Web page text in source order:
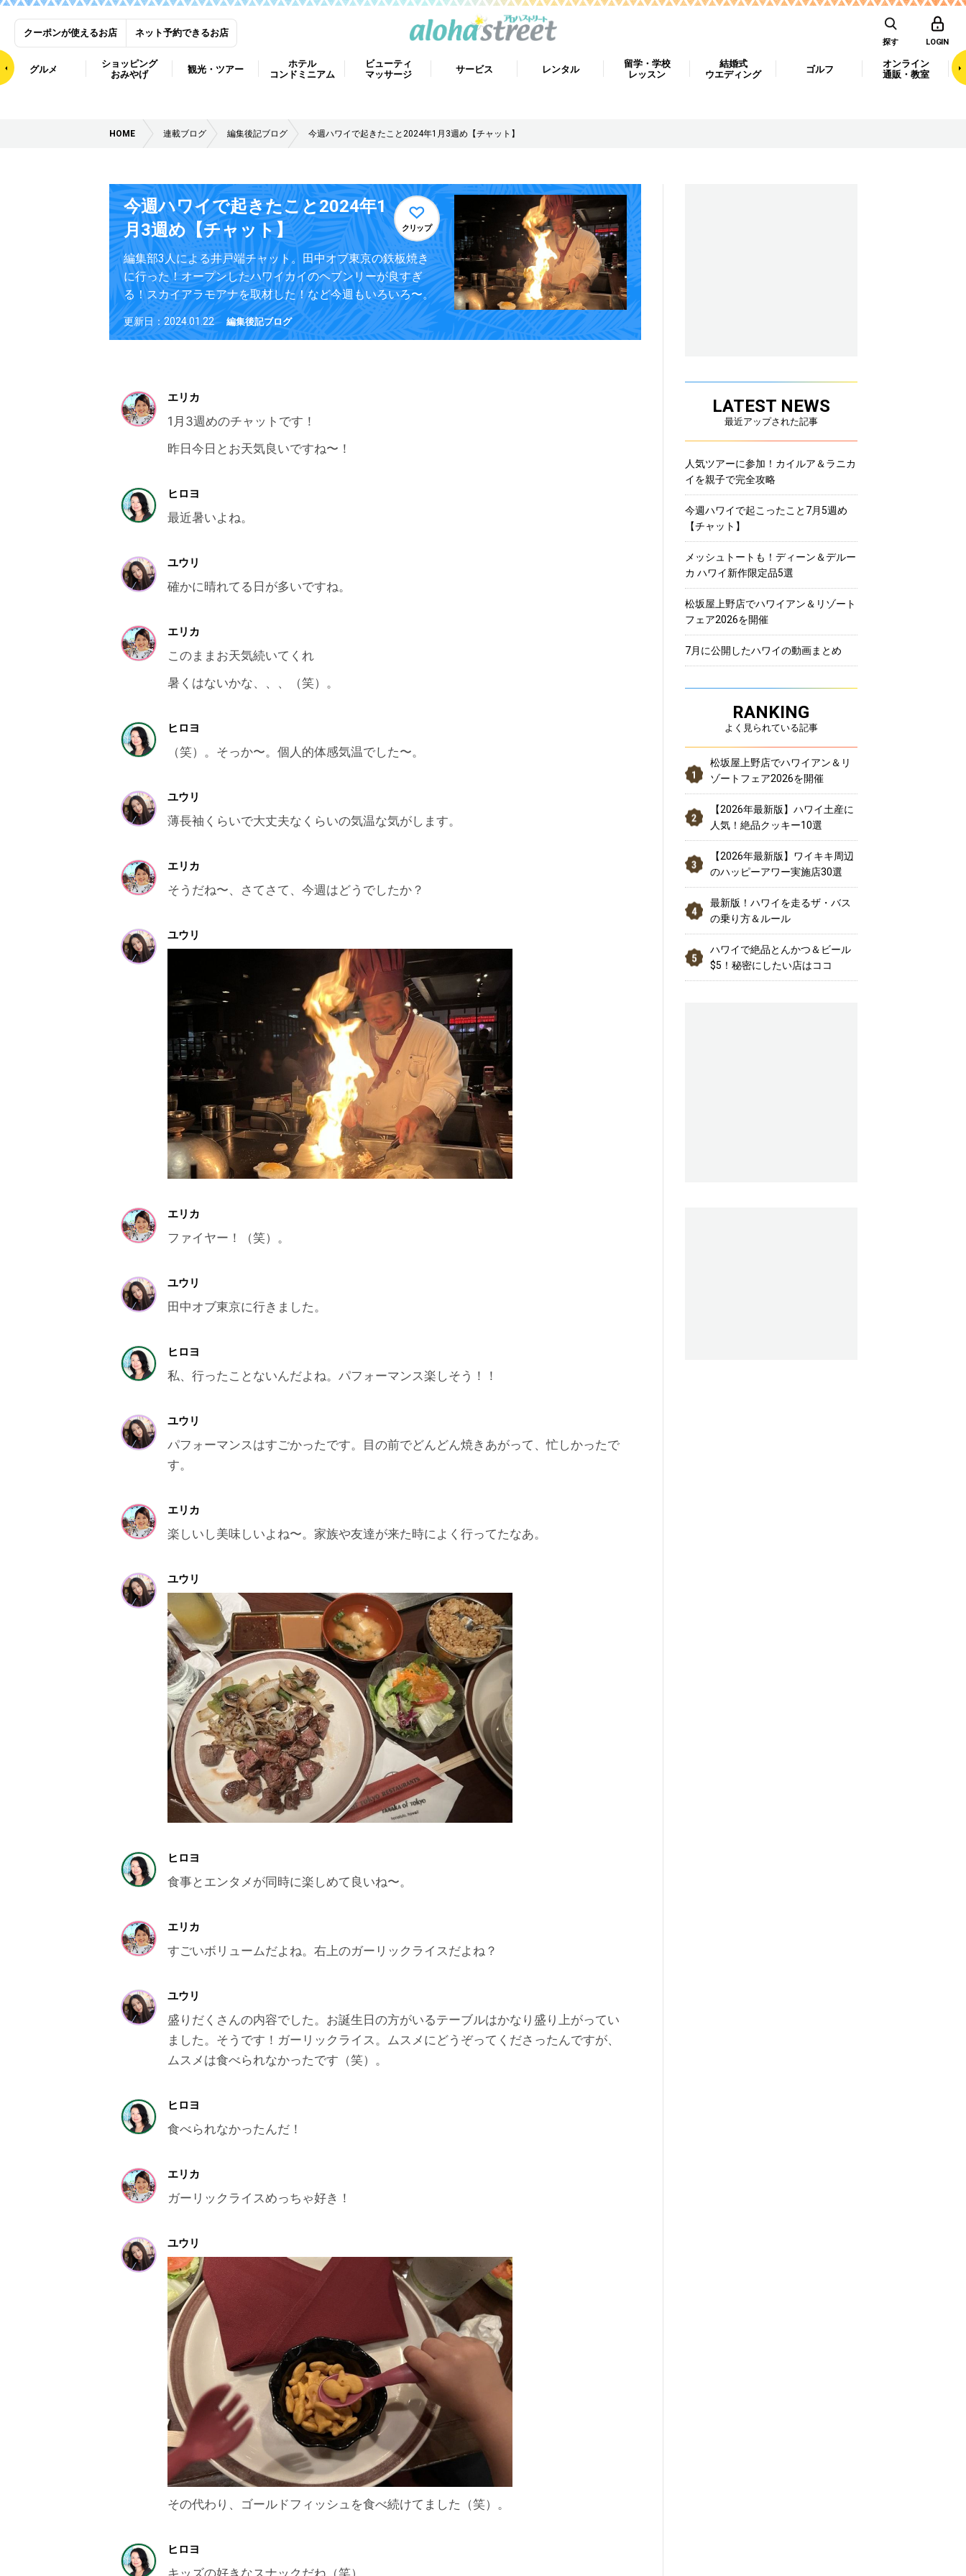
クーポンが使えるお店 ネット予約できるお店
探す LOGIN
グルメ
ショッピング
おみやげ
観光・ツアー
ホテル
コンドミニアム
ビューティ
マッサージ
サービス レンタル
留学・学校
レッスン
結婚式
ウエディング
ゴルフ
オンライン
通販・教室
HOME 連載ブログ 編集後記ブログ 今週ハワイで起きたこと2024年1月3週め【チャット】
今週ハワイで起きたこと2024年1
月3週め【チャット】
クリップ
編集部3人による井戸端チャット。田中オブ東京の鉄板焼き
に行った！オープンしたハワイカイのヘブンリーが良すぎ
る！スカイアラモアナを取材した！など今週もいろいろ〜。
更新日：2024.01.22 編集後記ブログ
LATEST NEWS
最近アップされた記事
人気ツアーに参加！カイルア＆ラニカ
イを親子で完全攻略
今週ハワイで起こったこと7月5週め
【チャット】
メッシュトートも！ディーン＆デルー
カ ハワイ新作限定品5選
松坂屋上野店でハワイアン＆リゾート
フェア2026を開催
7月に公開したハワイの動画まとめ
RANKING
よく見られている記事
松坂屋上野店でハワイアン＆リ
ゾートフェア2026を開催
【2026年最新版】ハワイ土産に
人気！絶品クッキー10選
【2026年最新版】ワイキキ周辺
のハッピーアワー実施店30選
最新版！ハワイを走るザ・バス
の乗り方＆ルール
ハワイで絶品とんかつ＆ビール
$5！秘密にしたい店はココ